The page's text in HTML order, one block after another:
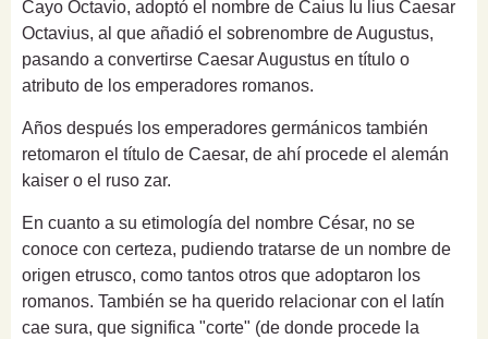
Cayo Octavio, adoptó el nombre de Caius Iu lius Caesar
Octavius, al que añadió el sobrenombre de Augustus,
pasando a convertirse Caesar Augustus en título o
atributo de los emperadores romanos.
Años después los emperadores germánicos también
retomaron el título de Caesar, de ahí procede el alemán
kaiser o el ruso zar.
En cuanto a su etimología del nombre César, no se
conoce con certeza, pudiendo tratarse de un nombre de
origen etrusco, como tantos otros que adoptaron los
romanos. También se ha querido relacionar con el latín
cae sura, que significa "corte" (de donde procede la